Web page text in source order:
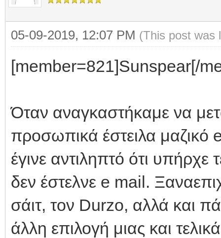
05-09-2019, 12:07 PM (This post was
[member=821]Sunspear[/
Όταν αναγκαστήκαμε να
προσωπικά έστειλα
έγινε αντιληπτό ότι
δεν έστελνε e mail.
σάιτ, τον Durzo, αλλά και
άλλη επιλογή μιας και